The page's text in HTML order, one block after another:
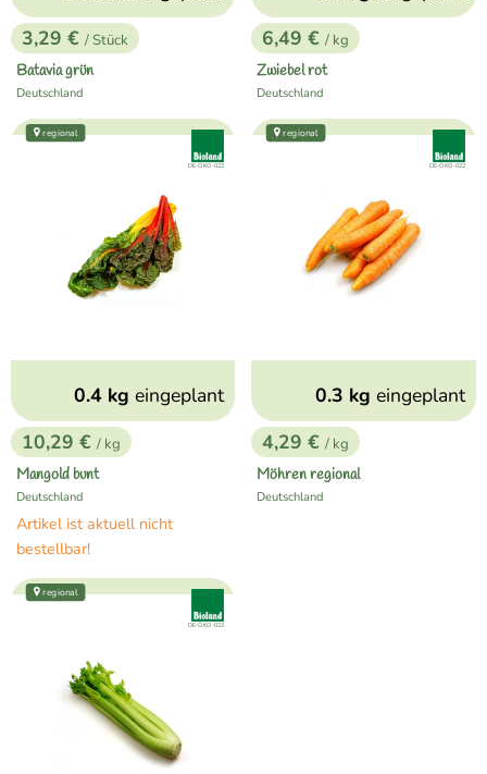
, Preis:
3,29 € / Stück
Batavia grün
, Herkunft:
Deutschland
, Preis:
6,49 €/ kg
Zwiebel rot
, Herkunft:
Deutschland
, Preis:
10,29 € / kg
Mangold bunt
, Herkunft:
Deutschland
Artikel ist aktuell nicht
bestellbar!
0.4 kgeingeplant
, Verband:
, Kontrollstelle:
DE-ÖKO-022
regional
, Preis:
4,29 €/ kg
Möhren regional
, Herkunft:
Deutschland
0.3 kg eingeplant
, Verband:
, Kontrollstelle:
DE-ÖKO-022
regional
, Verband:
, Kontrollstelle:
DE-ÖKO-022
regional